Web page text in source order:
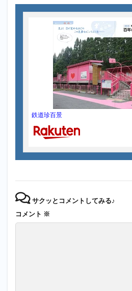
鉄道珍百景
サクッとコメントしてみる♪
コメント ※